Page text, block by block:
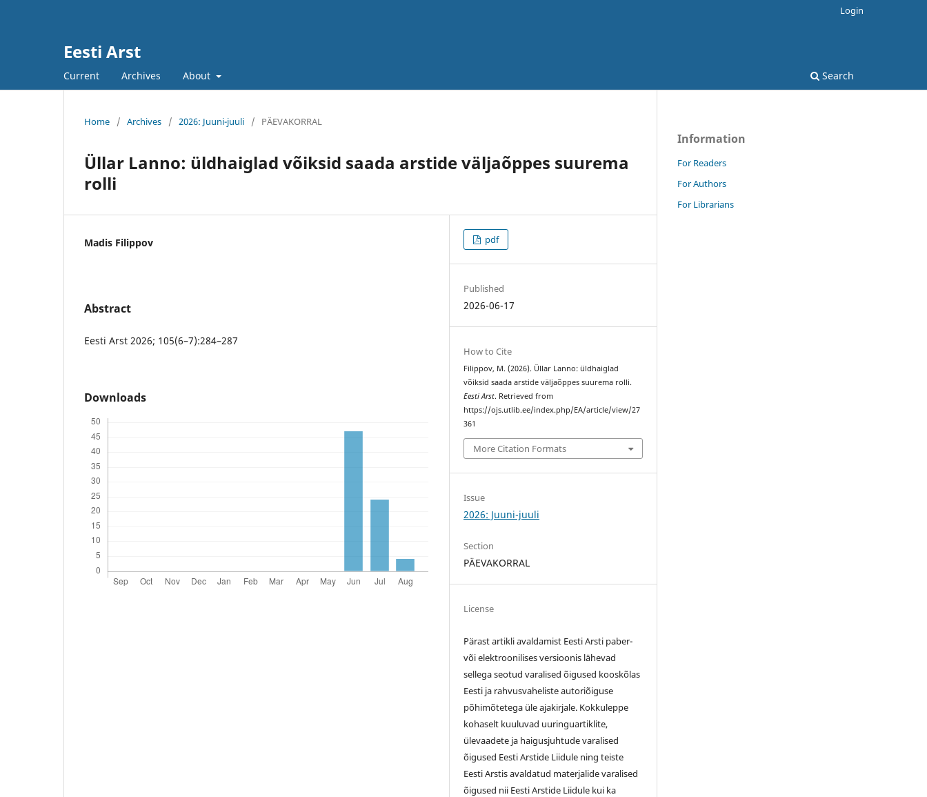
Eesti Arst
Current Archives About Search
Login
Home / Archives / 2026: Juuni-juuli / PÄEVAKORRAL
Üllar Lanno: üldhaiglad võiksid saada arstide väljaõppes suurema
rolli
Madis Filippov
Abstract
Eesti Arst 2026; 105(6–7):284–287
Downloads
pdf
Published
2026-06-17
How to Cite
Filippov, M. (2026). Üllar Lanno: üldhaiglad
võiksid saada arstide väljaõppes suurema rolli.
Eesti Arst. Retrieved from
https://ojs.utlib.ee/index.php/EA/article/view/27
361
More Citation Formats
Issue
2026: Juuni-juuli
Section
PÄEVAKORRAL
License
Pärast artikli avaldamist Eesti Arsti paber-
või elektroonilises versioonis lähevad
sellega seotud varalised õigused kooskõlas
Eesti ja rahvusvaheliste autoriõiguse
põhimõtetega üle ajakirjale. Kokkuleppe
kohaselt kuuluvad uuringuartiklite,
ülevaadete ja haigusjuhtude varalised
õigused Eesti Arstide Liidule ning teiste
Eesti Arstis avaldatud materjalide varalised
õigused nii Eesti Arstide Liidule kui ka
Information
For Readers
For Authors
For Librarians